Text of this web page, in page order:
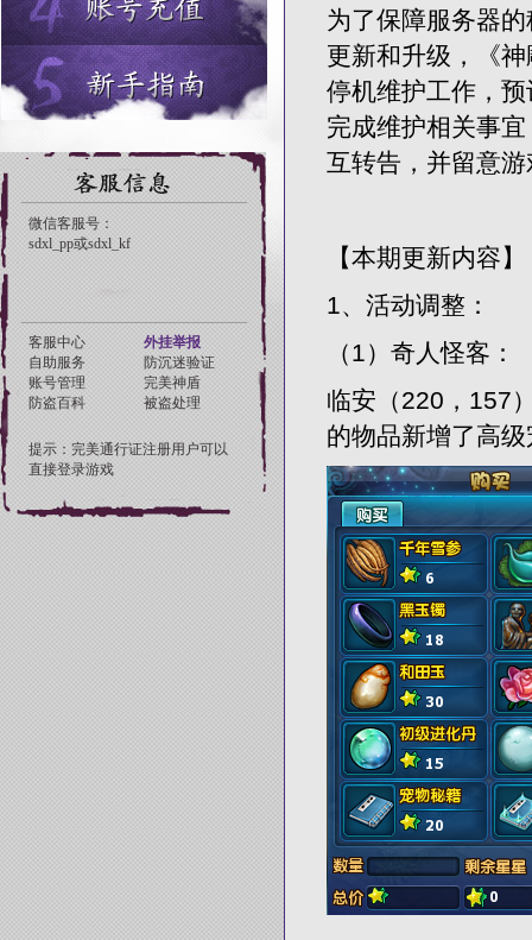
为了保障服务器
更新和升级，《
停机维护工作，
完成维护相关事
互转告，并留意
【本期更新内容】
1、活动调整：
（1）奇人怪客：
临安（220，157
的物品新增了高